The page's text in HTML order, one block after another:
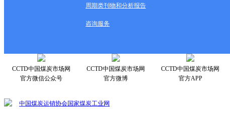
周期类刊物和分析报告
咨询服务
CCTD中国煤炭市场网
官方微信公众号
CCTD中国煤炭市场网
官方微博
CCTD中国煤炭市场网
官方APP
中国煤炭运销协会国家煤炭工业网